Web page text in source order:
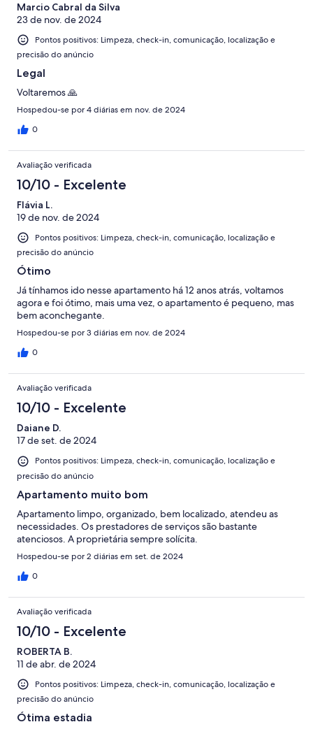
Marcio Cabral da Silva
23 de nov. de 2024
Pontos positivos: Limpeza, check-in, comunicação, localização e
precisão do anúncio
Legal
Voltaremos 🙏
Hospedou-se por 4 diárias em nov. de 2024
0
Avaliação verificada
10/10 - Excelente
Flávia L.
19 de nov. de 2024
Pontos positivos: Limpeza, check-in, comunicação, localização e
precisão do anúncio
Ótimo
Já tínhamos ido nesse apartamento há 12 anos atrás, voltamos
agora e foi ótimo, mais uma vez, o apartamento é pequeno, mas
bem aconchegante.
Hospedou-se por 3 diárias em nov. de 2024
0
Avaliação verificada
10/10 - Excelente
Daiane D.
17 de set. de 2024
Pontos positivos: Limpeza, check-in, comunicação, localização e
precisão do anúncio
Apartamento muito bom
Apartamento limpo, organizado, bem localizado, atendeu as
necessidades. Os prestadores de serviços são bastante
atenciosos. A proprietária sempre solícita.
Hospedou-se por 2 diárias em set. de 2024
0
Avaliação verificada
10/10 - Excelente
ROBERTA B.
11 de abr. de 2024
Pontos positivos: Limpeza, check-in, comunicação, localização e
precisão do anúncio
Ótima estadia